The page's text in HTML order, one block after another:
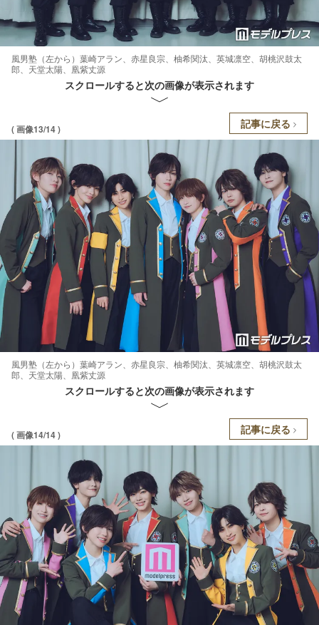
風男塾（左から）葉崎アラン、赤星良宗、柚希関汰、英城凛空、胡桃沢鼓太
郎、天堂太陽、凰紫丈源
スクロールすると次の画像が表示されます
( 画像13/14 ) 記事に戻る
風男塾（左から）葉崎アラン、赤星良宗、柚希関汰、英城凛空、胡桃沢鼓太
郎、天堂太陽、凰紫丈源
スクロールすると次の画像が表示されます
( 画像14/14 ) 記事に戻る